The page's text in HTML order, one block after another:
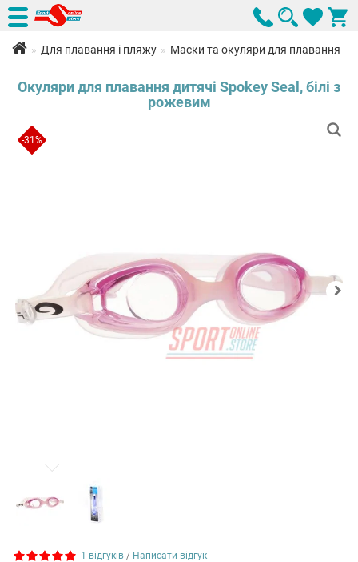
Для плавання і пляжу Маски та окуляри для плавання
Окуляри для плавання дитячі Spokey Seal, білі з
рожевим
-31%
1 відгуків / Написати відгук